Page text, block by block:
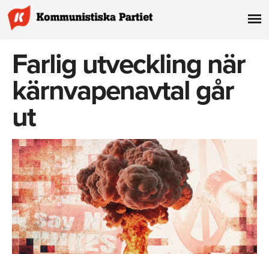
Farlig utveckling när
kärnvapenavtal går
ut